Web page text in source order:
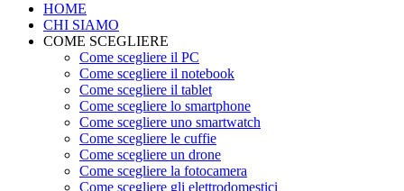
HOME
CHI SIAMO
COME SCEGLIERE
Come scegliere il PC
Come scegliere il notebook
Come scegliere il tablet
Come scegliere lo smartphone
Come scegliere uno smartwatch
Come scegliere le cuffie
Come scegliere un drone
Come scegliere la fotocamera
Come scegliere gli elettrodomestici